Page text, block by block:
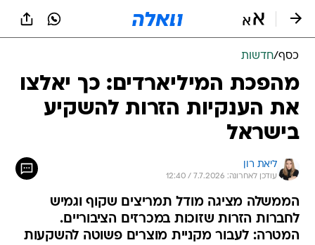
כסף/חדשות
מהפכת המיליארדים: כך יאלצו
את הענקיות הזרות להשקיע
בישראל
ליאת רון
עודכן לאחרונה: 7.7.2026 / 12:40
הממשלה מציגה מודל תמריצים שקוף וגמיש
לחברות הזרות שזוכות במכרזים הציבוריים.
המטרה: לעבור מקניית מוצרים פשוטה להשקעות